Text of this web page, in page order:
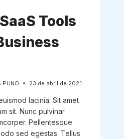
Tools
PUNO 23 de abril de 2021
lacinia. Sit amet
sit. Nunc pulvinar
Pellentesque
sed egestas. Tellus